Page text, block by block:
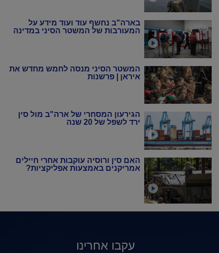
בארה"ב נחשף עוד ועוד מידע על
המעורבות של המשטר הסיני במדינה
המשטר הסיני מנסה לחמש מחדש את
איראן | פרשנות
הגירעון המסחרי של ארה"ב מול סין
ירד לשפל של 20 שנה
האם סין ורוסיה עוקבות אחרי חיילים
אמריקנים באמצעות אפליקציות?
עקבו אחרינו